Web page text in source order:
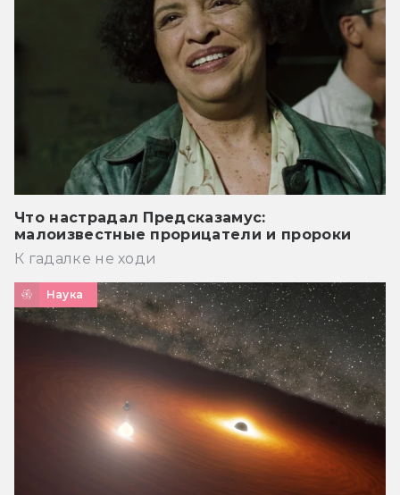
Что настрадал Предсказамус:
малоизвестные прорицатели и пророки
К гадалке не ходи
Наука